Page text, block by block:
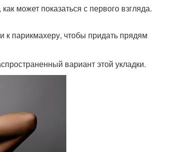
длинных
Прическа на коротких
девочек
может показаться с первого взгляда.
парикмахеру, чтобы придать прядям
вариант этой укладки.